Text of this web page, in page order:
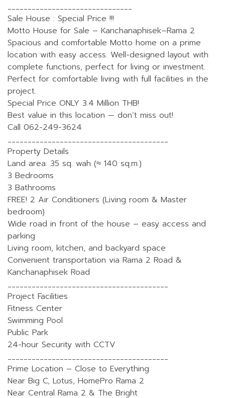
_______________________________
Sale House : Special Price !!!
Motto House for Sale – Kanchanaphisek–Rama 2
Spacious and comfortable Motto home on a prime
location with easy access. Well-designed layout with
complete functions, perfect for living or investment.
Perfect for comfortable living with full facilities in the
project.
Special Price ONLY 3.4 Million THB!
Best value in this location — don’t miss out!
Call 062-249-3624
________________________________________
Property Details
Land area: 35 sq. wah (≈ 140 sq.m.)
3 Bedrooms
3 Bathrooms
FREE! 2 Air Conditioners (Living room & Master
bedroom)
Wide road in front of the house – easy access and
parking
Living room, kitchen, and backyard space
Convenient transportation via Rama 2 Road &
Kanchanaphisek Road
________________________________________
Project Facilities
Fitness Center
Swimming Pool
Public Park
24-hour Security with CCTV
________________________________________
Prime Location – Close to Everything
Near Big C, Lotus, HomePro Rama 2
Near Central Rama 2 & The Bright